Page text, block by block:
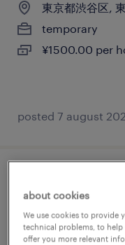
東京都渋谷区,
temporary
¥1500.00 per
posted 7 august
東京都渋谷区,
temporary
about cookies
We use cookies to provide
technical problems, to help
offer you more relevant